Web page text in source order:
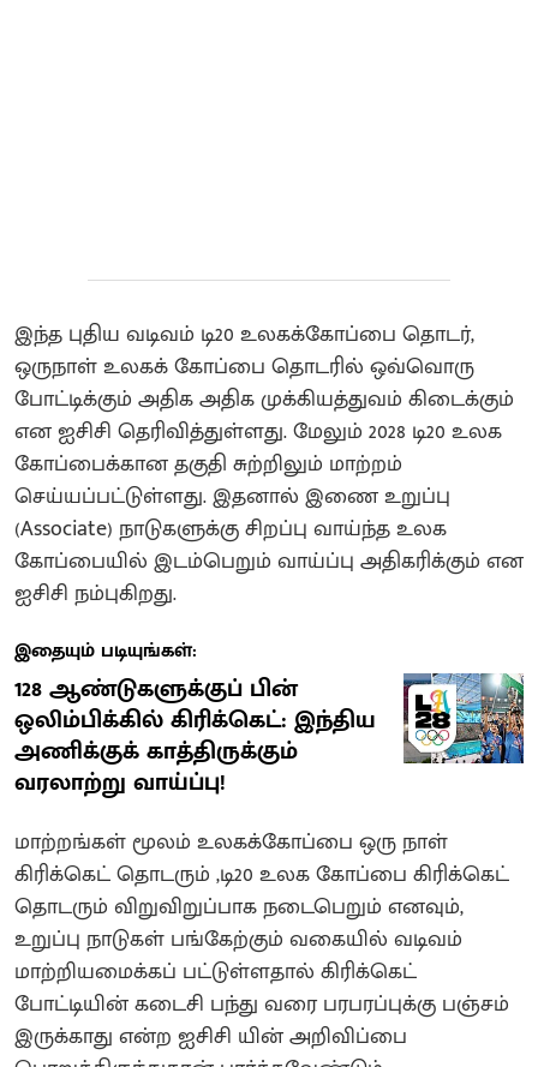
இந்த புதிய வடிவம் டி20 உலகக்கோப்பை தொடர்,
ஒருநாள் உலகக் கோப்பை தொடரில் ஒவ்வொரு
போட்டிக்கும் அதிக அதிக முக்கியத்துவம் கிடைக்கும்
என ஐசிசி தெரிவித்துள்ளது. மேலும் 2028 டி20 உலக
கோப்பைக்கான தகுதி சுற்றிலும் மாற்றம்
செய்யப்பட்டுள்ளது. இதனால் இணை உறுப்பு
(Associate) நாடுகளுக்கு சிறப்பு வாய்ந்த உலக
கோப்பையில் இடம்பெறும் வாய்ப்பு அதிகரிக்கும் என
ஐசிசி நம்புகிறது.
இதையும் படியுங்கள்:
128 ஆண்டுகளுக்குப் பின்
ஒலிம்பிக்கில் கிரிக்கெட்: இந்திய
அணிக்குக் காத்திருக்கும்
வரலாற்று வாய்ப்பு!
மாற்றங்கள் மூலம் உலகக்கோப்பை ஒரு நாள்
கிரிக்கெட் தொடரும் ,டி20 உலக கோப்பை கிரிக்கெட்
தொடரும் விறுவிறுப்பாக நடைபெறும் எனவும்,
உறுப்பு நாடுகள் பங்கேற்கும் வகையில் வடிவம்
மாற்றியமைக்கப் பட்டுள்ளதால் கிரிக்கெட்
போட்டியின் கடைசி பந்து வரை பரபரப்புக்கு பஞ்சம்
இருக்காது என்ற ஐசிசி யின் அறிவிப்பை